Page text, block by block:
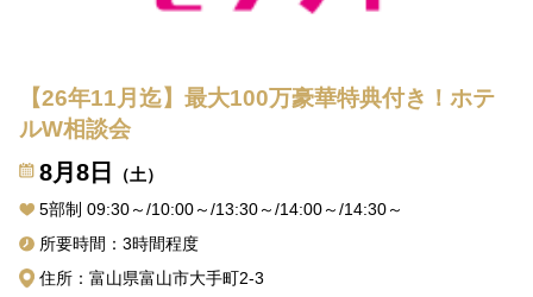
【26年11月迄】最大100万豪華特典付き！ホテ
ルW相談会
8月8日
（土）
5部制 09:30～/10:00～/13:30～/14:00～/14:30～
所要時間：3時間程度
住所：富山県富山市大手町2-3